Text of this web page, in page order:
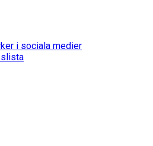
i sociala medier